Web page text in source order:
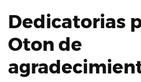
Dedicatorias
Oton de